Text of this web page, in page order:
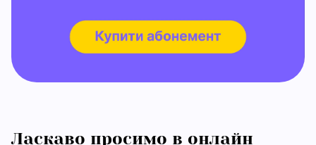
Ласкаво просимо в онлайн